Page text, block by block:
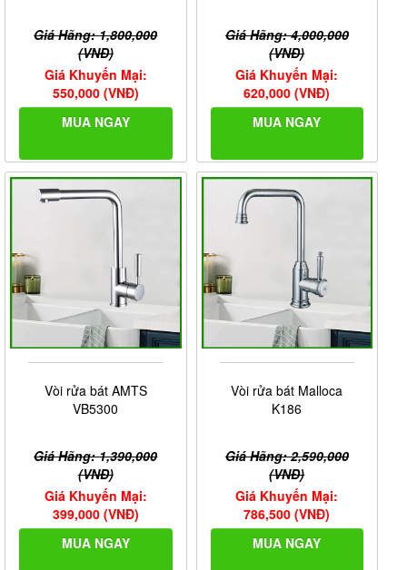
Giá Hãng: 1,800,000
(VNĐ)
Giá Khuyến Mại:
550,000 (VNĐ)
MUA NGAY
Giá Hãng: 4,000,000
(VNĐ)
Giá Khuyến Mại:
620,000 (VNĐ)
MUA NGAY
Vòi rửa bát AMTS
VB5300
Giá Hãng: 1,390,000
(VNĐ)
Giá Khuyến Mại:
399,000 (VNĐ)
MUA NGAY
Vòi rửa bát Malloca
K186
Giá Hãng: 2,590,000
(VNĐ)
Giá Khuyến Mại:
786,500 (VNĐ)
MUA NGAY